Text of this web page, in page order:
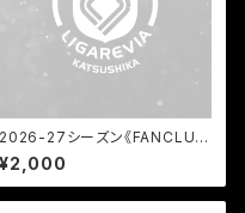
2026-27シーズン《FANCLU
B》WHITE会員
¥2,000